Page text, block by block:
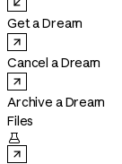
Get a Dream
Cancel a Dream
Archive a Dream
Files
